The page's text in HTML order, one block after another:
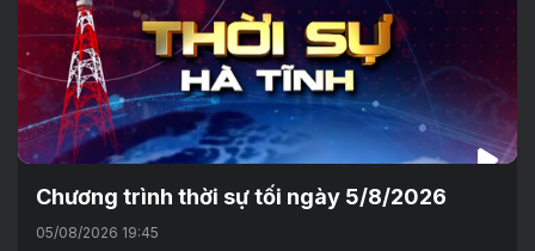
Chương trình thời sự tối ngày 5/8/2026
05/08/2026 19:45